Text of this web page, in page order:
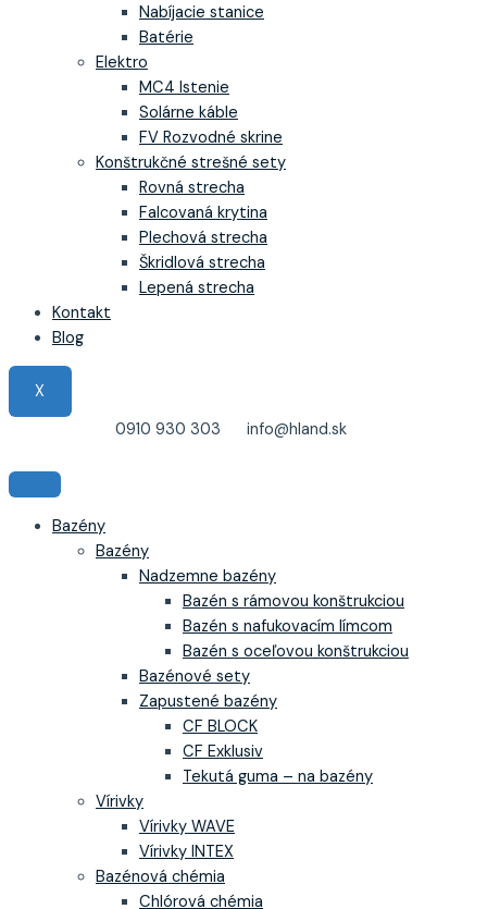
Nabíjacie stanice
Batérie
Elektro
MC4 Istenie
Solárne káble
FV Rozvodné skrine
Konštrukčné strešné sety
Rovná strecha
Falcovaná krytina
Plechová strecha
Škridlová strecha
Lepená strecha
Kontakt
Blog
X
0910 930 303
info@hland.sk
Bazény
Bazény
Nadzemne bazény
Bazén s rámovou konštrukciou
Bazén s nafukovacím límcom
Bazén s oceľovou konštrukciou
Bazénové sety
Zapustené bazény
CF BLOCK
CF Exklusiv
Tekutá guma – na bazény
Vírivky
Vírivky WAVE
Vírivky INTEX
Bazénová chémia
Chlórová chémia